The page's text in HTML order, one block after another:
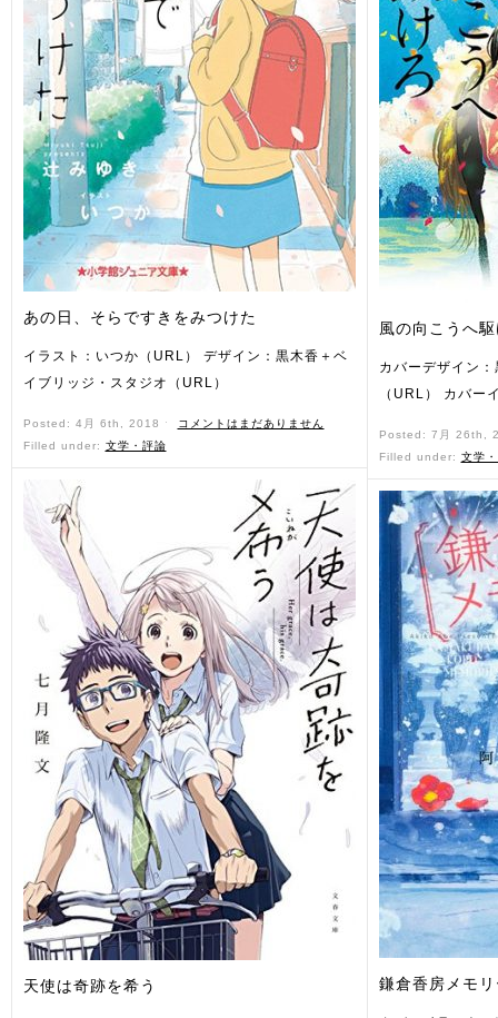
あの日、そらですきをみつけた
イラスト：いつか（URL） デザイン：黒木香＋ベ
イブリッジ・スタジオ（URL）
Posted: 4月 6th, 2018 ˑ
コメントはまだありません
Filled under: 文学・評論
天使は奇跡を希う
風の向こうへ
カバーデザイン
（URL） カバー
Posted: 7月 26th,
Filled under: 文学
鎌倉香房メモ